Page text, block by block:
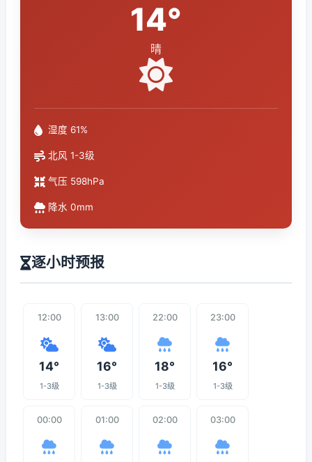
14°
晴
湿度 61%
北风 1-3级
气压 598hPa
降水 0mm
逐小时预报
12:00
14°
1-3级
13:00
16°
1-3级
22:00
18°
1-3级
23:00
16°
1-3级
00:00 01:00 02:00 03:00